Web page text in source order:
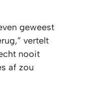
geweest
vertelt
nooit
af zou